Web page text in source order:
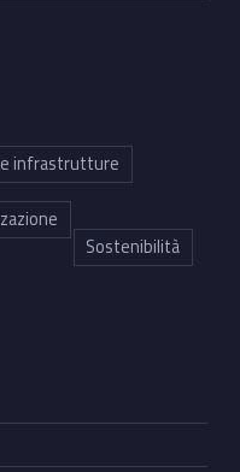
infrastrutture
Sostenibilità